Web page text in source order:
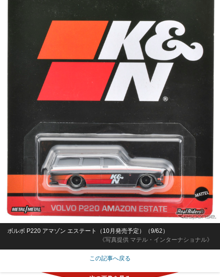
《写真提供 マテル・インターナショナル》
ボルボ P220 アマゾン エステート（10月発売予定）（9/62）
この記事へ戻る